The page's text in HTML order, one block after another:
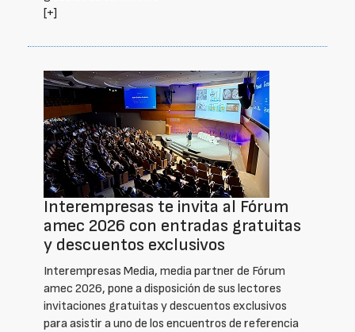
[+]
Interempresas te invita al Fórum
amec 2026 con entradas gratuitas
y descuentos exclusivos
Interempresas Media, media partner de Fórum
amec 2026, pone a disposición de sus lectores
invitaciones gratuitas y descuentos exclusivos
para asistir a uno de los encuentros de referencia